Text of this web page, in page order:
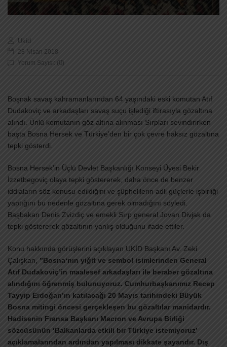
Ukid
28 Nisan 2018
Yorum Sayısı: (0)
Boşnak savaş kahramanlarından 64 yaşındaki eski komutan Atıf
Dudakoviç ve arkadaşları savaş suçu işlediği iftirasıyla gözaltına
alındı. Ünlü komutanın göz altına alınması Sırpları sevindirirken
başta Bosna Hersek ve Türkiye’den bir çok çevre haksız gözaltına
tepki gösterdi.
Bosna Hersek’in Üçlü Devlet Başkanlığı Konseyi Üyesi Bekir
İzzetbegoviç olaya tepki göstererek, daha önce de benzer
iddiaların söz konusu edildiğini ve şüphelilerin adli güçlerle işbirliği
yaptığını bu nedenle gözaltına gerek olmadığını söyledi.
Başbakan Denis Zvizdiç ve emekli Sırp general Jovan Divjak da
tepki göstererek gözaltının yanlış olduğunu ifade ettiler.
Konu hakkında görüşlerini açıklayan UKİD Başkanı Av. Zeki
Çalışkan, ”Bosna‘nın yiğit ve sembol isimlerinden General
Atıf Dudakoviç’in maalesef arkadaşları ile beraber gözaltına
alındığını öğrenmiş bulunuyoruz. Cumhurbaşkanımız Recep
Tayyip Erdoğan’ın katılacağı 20 Mayıs tarihindeki Büyük
Bosna mitingi öncesi gerçekleşen bu gözaltılar manidardır.
Hadisenin Fransa Başkanı Macron ve Avrupa Birliği
sözcüsünün ‘Balkanlarda etkili bir Türkiye istemiyoruz’
açıklamalarından ardından yapılması dikkate şayandır. Dış